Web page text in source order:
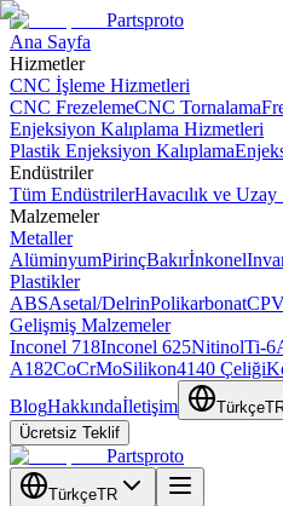
Partsproto
Ana Sayfa
Hizmetler
CNC İşleme Hizmetleri
CNC FrezelemeCNC Tornalama
Enjeksiyon Kalıplama Hizmetleri
Plastik Enjeksiyon Kalıplama
Endüstriler
Tüm EndüstrilerHavacılık ve Uzay
Malzemeler
Metaller
AlüminyumPirinçBakırİnkonel
Plastikler
ABSAsetal/DelrinPolikarbonat
Gelişmiş Malzemeler
Inconel 718Inconel 625NitinolTi-
A182CoCrMoSilikon4140 Çeliği
BlogHakkındaİletişim Türkçe
Ücretsiz Teklif
Partsproto
TürkçeTR